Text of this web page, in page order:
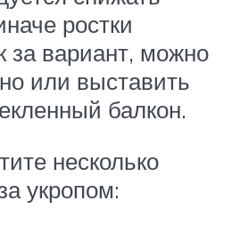
ростки
за вариант, можно
или выставить
балкон.
несколько
укропом: